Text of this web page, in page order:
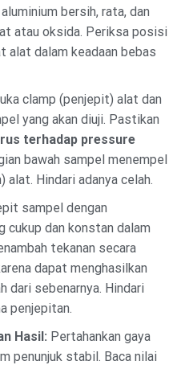
bersih, rata, dan
atau oksida. Periksa posisi
alat dalam keadaan bebas
clamp (penjepit) alat dan
yang akan diuji. Pastikan
terhadap pressure
bawah sampel menempel
alat. Hindari adanya celah.
sampel dengan
cukup dan konstan dalam
tekanan secara
dapat menghasilkan
dari sebenarnya. Hindari
penjepitan.
Hasil: Pertahankan gaya
penunjuk stabil. Baca nilai